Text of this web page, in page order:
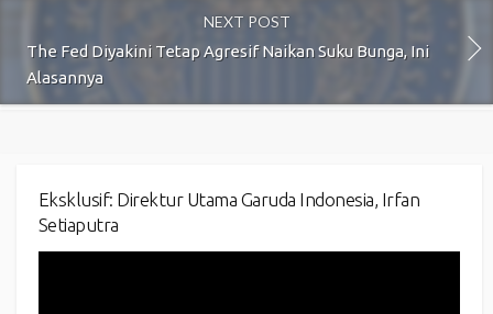
NEXT POST
The Fed Diyakini Tetap Agresif Naikan Suku Bunga, Ini
Alasannya
Eksklusif: Direktur Utama Garuda Indonesia, Irfan
Setiaputra